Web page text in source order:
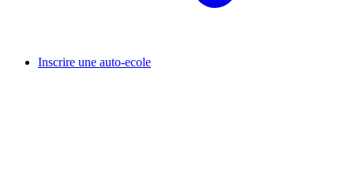
Inscrire une auto-ecole